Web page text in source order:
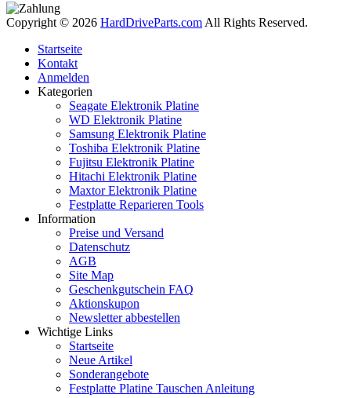
Copyright © 2026 HardDriveParts.com All Rights Reserved.
Startseite
Kontakt
Anmelden
Kategorien
Seagate Elektronik Platine
WD Elektronik Platine
Samsung Elektronik Platine
Toshiba Elektronik Platine
Fujitsu Elektronik Platine
Hitachi Elektronik Platine
Maxtor Elektronik Platine
Festplatte Reparieren Tools
Information
Preise und Versand
Datenschutz
AGB
Site Map
Geschenkgutschein FAQ
Aktionskupon
Newsletter abbestellen
Wichtige Links
Startseite
Neue Artikel
Sonderangebote
Festplatte Platine Tauschen Anleitung